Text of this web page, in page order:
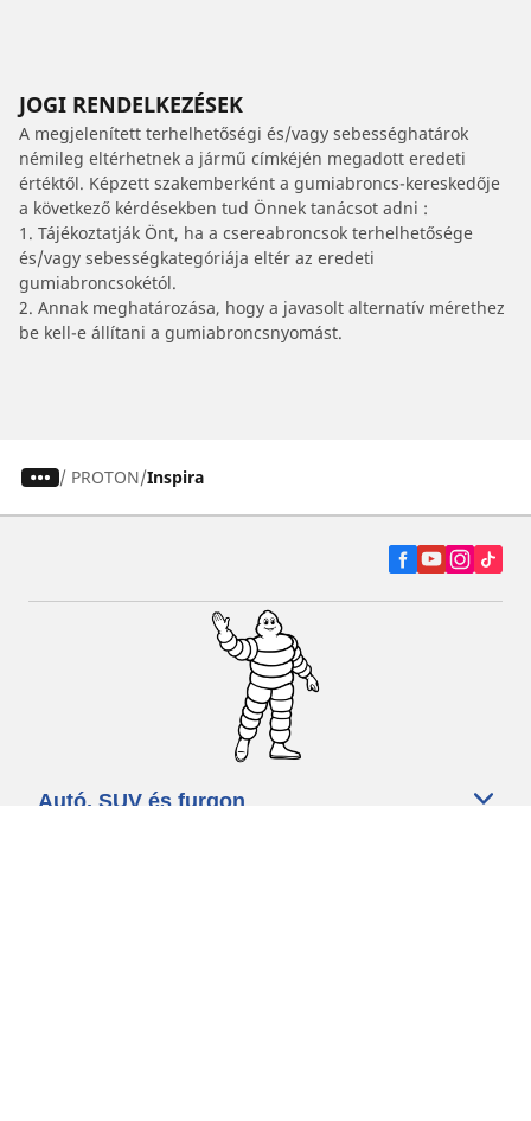
JOGI RENDELKEZÉSEK
A megjelenített terhelhetőségi és/vagy sebességhatárok
némileg eltérhetnek a jármű címkéjén megadott eredeti
értéktől. Képzett szakemberként a gumiabroncs-kereskedője
a következő kérdésekben tud Önnek tanácsot adni :
1. Tájékoztatják Önt, ha a csereabroncsok terhelhetősége
és/vagy sebességkategóriája eltér az eredeti
gumiabroncsokétól.
2. Annak meghatározása, hogy a javasolt alternatív mérethez
be kell-e állítani a gumiabroncsnyomást.
/ PROTON Inspira
Autó, SUV és furgon